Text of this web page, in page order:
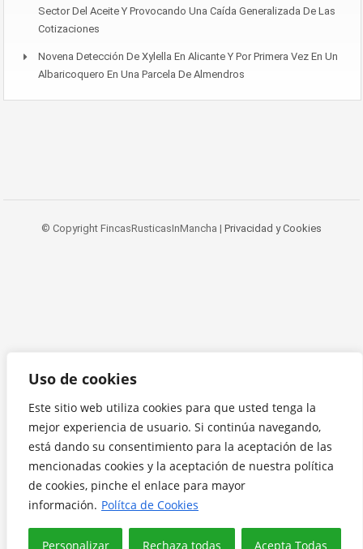
Uso de cookies
Este sitio web utiliza cookies para que usted tenga la
mejor experiencia de usuario. Si continúa navegando,
está dando su consentimiento para la aceptación de las
mencionadas cookies y la aceptación de nuestra política
de cookies, pinche el enlace para mayor
información. Polítca de Cookies
Personalizar Rechaza todas Acepta Todas
Sector Del Aceite Y Provocando Una Caída Generalizada De Las
Cotizaciones
Novena Detección De Xylella En Alicante Y Por Primera Vez En Un
Albaricoquero En Una Parcela De Almendros
© Copyright FincasRusticasInMancha | Privacidad y Cookies